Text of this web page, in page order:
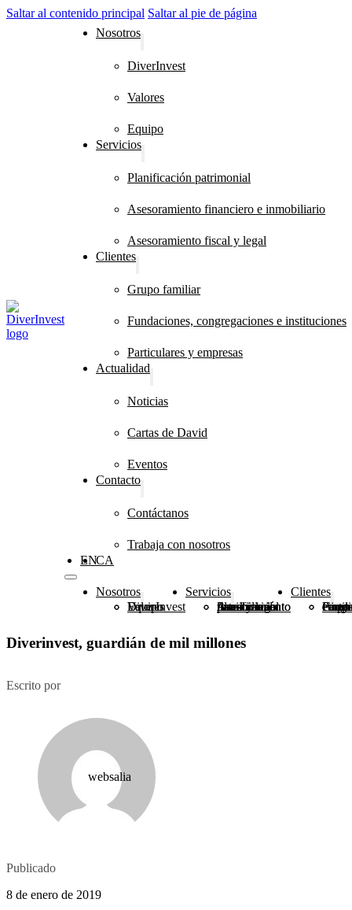
Saltar al contenido principal Saltar al pie de página
Nosotros
DiverInvest
Valores
Equipo
Servicios
Planificación patrimonial
Asesoramiento financiero e inmobiliario
Asesoramiento fiscal y legal
Clientes
Grupo familiar
Fundaciones, congregaciones e instituciones
Particulares y empresas
Actualidad
Noticias
Cartas de David
Eventos
Contacto
Contáctanos
Trabaja con nosotros
CA
EN
Nosotros
DiverInvest
Valores
Equipo
Servicios
Planificación patrimonial
Asesoramiento financiero e inmobiliario
Asesoramiento fiscal y legal
Clientes
Fundaciones,
Particulares y
Diverinvest, guardián de mil millones
Escrito por
websalia
Publicado
8 de enero de 2019